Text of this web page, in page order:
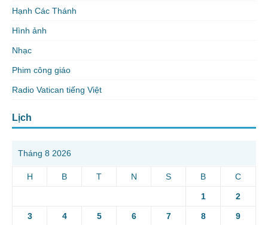
Hạnh Các Thánh
Hình ảnh
Nhạc
Phim công giáo
Radio Vatican tiếng Việt
Lịch
Tháng 8 2026
H B T N S B C
1 2
3 4 5 6 7 8 9